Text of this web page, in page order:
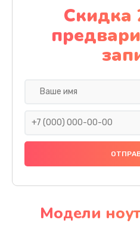
Настройка ОС
1090
Замена SSD
Скидка
Модели